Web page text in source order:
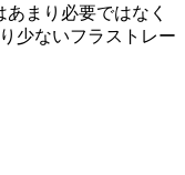
まり必要ではなく
少ないフラストレー